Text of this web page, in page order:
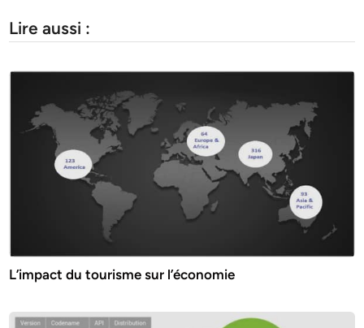
Lire aussi :
L’impact du tourisme sur l’économie